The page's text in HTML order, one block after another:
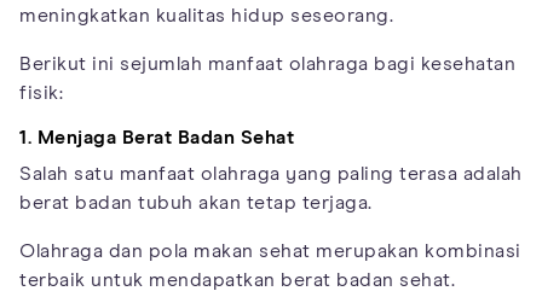
meningkatkan kualitas hidup seseorang.
Berikut ini sejumlah manfaat olahraga bagi kesehatan
fisik:
1. Menjaga Berat Badan Sehat
Salah satu manfaat olahraga yang paling terasa adalah
berat badan tubuh akan tetap terjaga.
Olahraga dan pola makan sehat merupakan kombinasi
terbaik untuk mendapatkan berat badan sehat.